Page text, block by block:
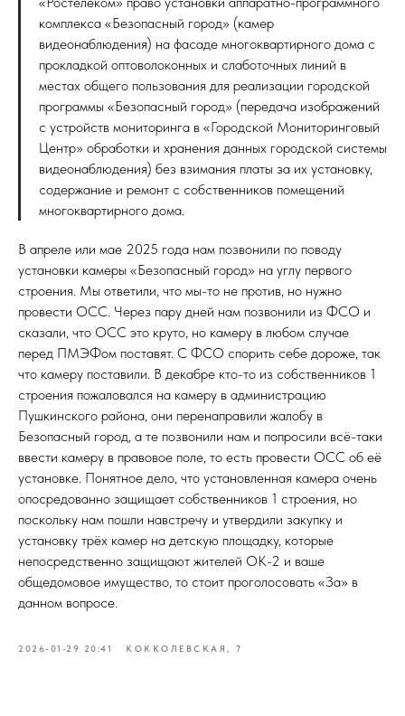
комплекса «Безопасный город» (камер
видеонаблюдения) на фасаде многоквартирного дома с
прокладкой оптоволоконных и слаботочных линий в
местах общего пользования для реализации городской
программы «Безопасный город» (передача изображений
с устройств мониторинга в «Городской Мониторинговый
Центр» обработки и хранения данных городской системы
видеонаблюдения) без взимания платы за их установку,
содержание и ремонт с собственников помещений
многоквартирного дома.
В апреле или мае 2025 года нам позвонили по поводу
установки камеры «Безопасный город» на углу первого
строения. Мы ответили, что мы-то не против, но нужно
провести ОСС. Через пару дней нам позвонили из ФСО и
сказали, что ОСС это круто, но камеру в любом случае
перед ПМЭФом поставят. С ФСО спорить себе дороже, так
что камеру поставили. В декабре кто-то из собственников 1
строения пожаловался на камеру в администрацию
Пушкинского района, они перенаправили жалобу в
Безопасный город, а те позвонили нам и попросили всё-таки
ввести камеру в правовое поле, то есть провести ОСС об её
установке. Понятное дело, что установленная камера очень
опосредованно защищает собственников 1 строения, но
поскольку нам пошли навстречу и утвердили закупку и
установку трёх камер на детскую площадку, которые
непосредственно защищают жителей ОК-2 и ваше
общедомовое имущество, то стоит проголосовать «За» в
данном вопросе.
2026-01-29 20:41 КОККОЛЕВСКАЯ, 7